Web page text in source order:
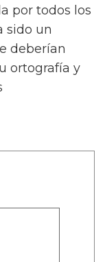
por todos los
sido un
deberían
ortografía y